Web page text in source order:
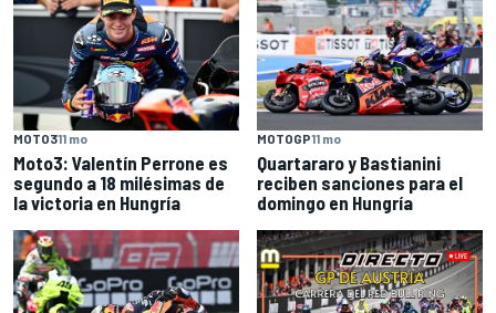
MOTO311 mo
Moto3: Valentín Perrone es
segundo a 18 milésimas de
la victoria en Hungría
MOTOGP11 mo
Quartararo y Bastianini
reciben sanciones para el
domingo en Hungría